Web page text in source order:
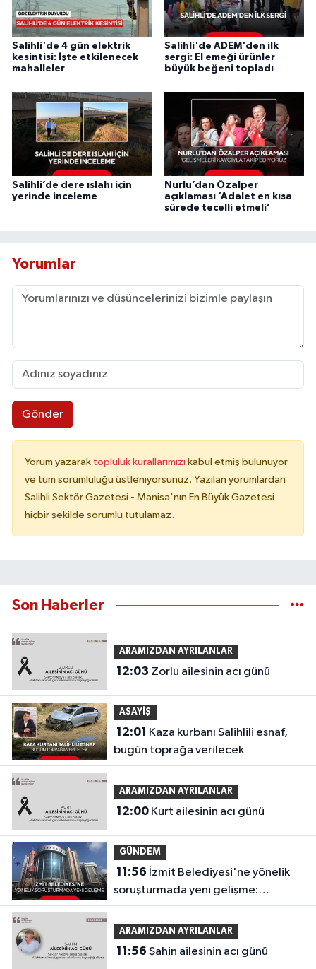
Salihli'de 4 gün elektrik
kesintisi: İşte etkilenecek
mahalleler
Salihli'de ADEM'den ilk
sergi: El emeği ürünler
büyük beğeni topladı
Salihli’de dere ıslahı için
yerinde inceleme
Nurlu’dan Özalper
açıklaması ‘Adalet en kısa
sürede tecelli etmeli’
Yorumlar
Gönder
Yorum yazarak topluluk kurallarımızı kabul etmiş bulunuyor
ve tüm sorumluluğu üstleniyorsunuz. Yazılan yorumlardan
Salihli Sektör Gazetesi - Manisa'nın En Büyük Gazetesi
hiçbir şekilde sorumlu tutulamaz.
Son Haberler
ARAMIZDAN AYRILANLAR
12:03 Zorlu ailesinin acı günü
ASAYİŞ
12:01
bugün toprağa verilecek
ARAMIZDAN AYRILANLAR
12:00 Kurt ailesinin acı günü
GÜNDEM
11:56
soruşturmada yeni gelişme:
Görüntüler ortaya çıktı
ARAMIZDAN AYRILANLAR
11:56 Şahin ailesinin acı günü